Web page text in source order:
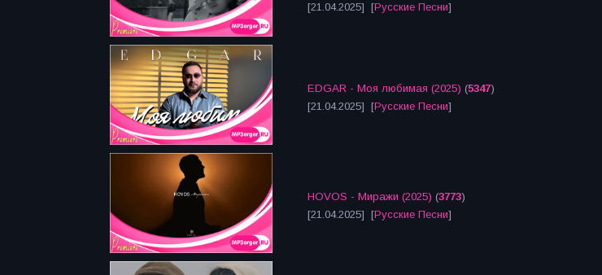
[21.04.2025] [Русские Песни]
EDGAR - Моя любимая (2025) (5347)
[21.04.2025] [Русские Песни]
HOVOS - Миражи (2025) (3773)
[21.04.2025] [Русские Песни]